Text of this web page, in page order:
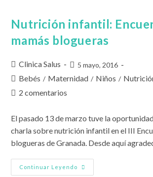
Nutrición infantil:
mamás blogueras
Autor
la
entrada:
Clinica Salus
Publicación
de
5 mayo, 2016
Categoría
la
Bebés / Maternidad / Niños /
Comentarios
entrada:
2 comentarios
El pasado 13 de marzo tuve la
charla sobre nutrición infantil en el III
blogueras de Granada. Desde aquí
Continuar Leyendo
Nutrición
Infantil: